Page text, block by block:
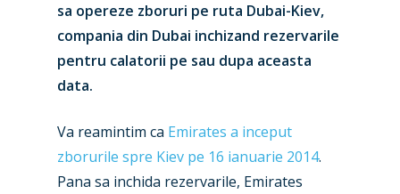
sa opereze zboruri pe ruta Dubai-Kiev,
compania din Dubai inchizand rezervarile
pentru calatorii pe sau dupa aceasta
data.
Va reamintim ca Emirates a inceput
zborurile spre Kiev pe 16 ianuarie 2014.
Pana sa inchida rezervarile, Emirates